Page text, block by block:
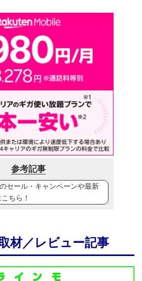
参考記事
セール・キャンペーンや最新
ちら！
材／レビュー記事